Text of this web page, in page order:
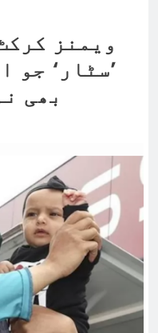
ویمنز
’سٹار‘ جو
بھی